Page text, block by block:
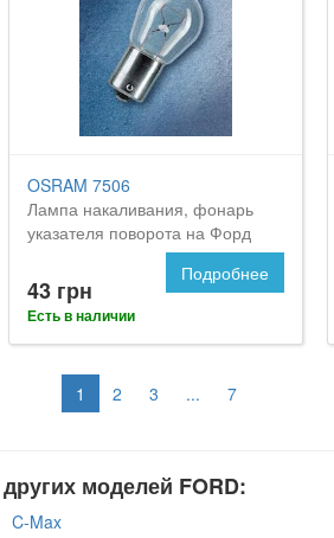
OSRAM 7506
Лампа накаливания, фонарь
указателя поворота на Форд
43 грн
Есть в наличии
Подробнее
1 2 3 ... 7
моделей FORD:
C-Max